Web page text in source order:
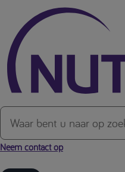
Over de inhoud van de pagina
Neem contact op